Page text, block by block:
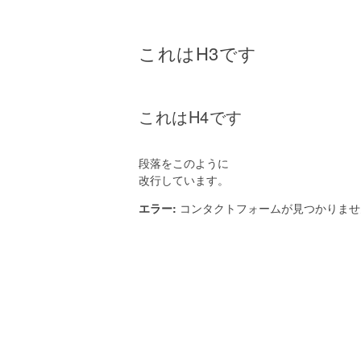
これはH3です
これはH4です
段落をこのように
改行しています。
エラー: コンタクトフォームが見つかりま